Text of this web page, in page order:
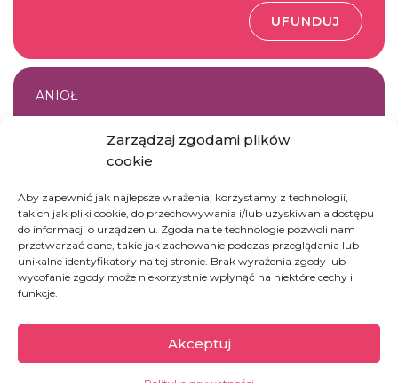
Zarządzaj zgodami plików
cookie
Aby zapewnić jak najlepsze wrażenia, korzystamy z technologii,
takich jak pliki cookie, do przechowywania i/lub uzyskiwania dostępu
do informacji o urządzeniu. Zgoda na te technologie pozwoli nam
przetwarzać dane, takie jak zachowanie podczas przeglądania lub
unikalne identyfikatory na tej stronie. Brak wyrażenia zgody lub
wycofanie zgody może niekorzystnie wpłynąć na niektóre cechy i
funkcje.
Akceptuj
UFUNDUJ
ANIOŁ
Dołącz do drużyny Siostry Agnieszki
DOŁĄCZ DO DRUŻYNY
DOBROCZYNNE
Podaruj kroplówkę ratująca ludzkie życie